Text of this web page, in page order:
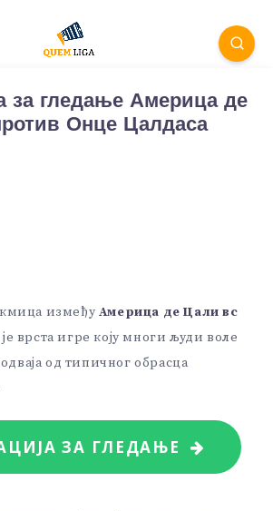
за гледање Америца де
Онце Цалдаса
између Америца де Цали вс
врста игре коју многи људи воле
одваја од типичног обрасца
ЗА ГЛЕДАЊЕ